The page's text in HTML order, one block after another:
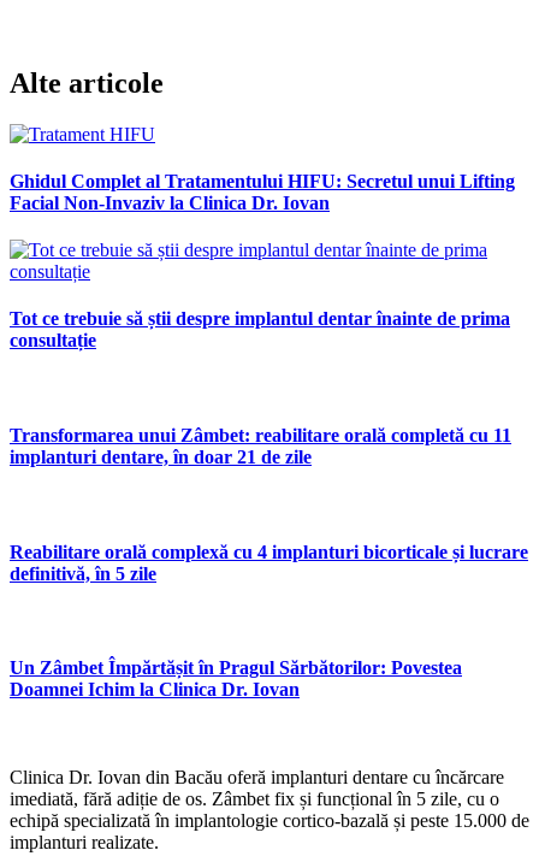
Alte articole
Ghidul Complet al Tratamentului HIFU: Secretul unui Lifting
Facial Non-Invaziv la Clinica Dr. Iovan
Tot ce trebuie să știi despre implantul dentar înainte de prima
consultație
Transformarea unui Zâmbet: reabilitare orală completă cu 11
implanturi dentare, în doar 21 de zile
Reabilitare orală complexă cu 4 implanturi bicorticale și lucrare
definitivă, în 5 zile
Un Zâmbet Împărtășit în Pragul Sărbătorilor: Povestea
Doamnei Ichim la Clinica Dr. Iovan
Clinica Dr. Iovan din Bacău oferă implanturi dentare cu încărcare
imediată, fără adiție de os. Zâmbet fix și funcțional în 5 zile, cu o
echipă specializată în implantologie cortico-bazală și peste 15.000 de
implanturi realizate.